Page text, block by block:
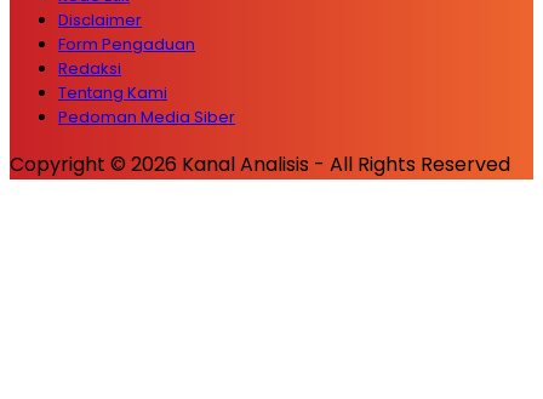
Disclaimer
Form Pengaduan
Redaksi
Tentang Kami
Pedoman Media Siber
Copyright © 2026 Kanal Analisis - All Rights Reserved